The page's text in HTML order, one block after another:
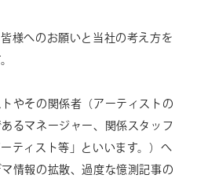
合わせ
ィスト募集
様へのお願いと当社の考え方を
やその関係者（アーティストの
るマネージャー、関係スタッフ
ティスト等」といいます。）へ
情報の拡散、過度な憶測記事の